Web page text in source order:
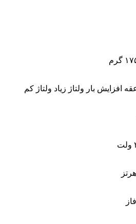
گرم
افزایش بار ولتاژ زیاد ولتاژ کم